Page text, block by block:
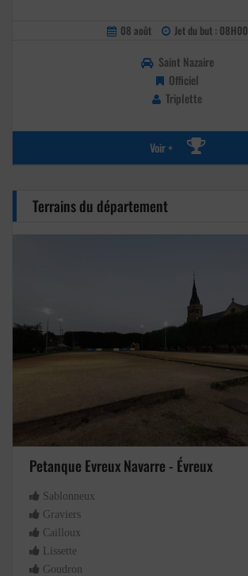
08 août Jet du but : 08H00
Saint Nazaire
Officiel
Triplette
Voir +
Terrains du département
Petanque Evreux Navarre - Évreux
Sablonneux
Graviers
Cailloux
Lissette
Goudron